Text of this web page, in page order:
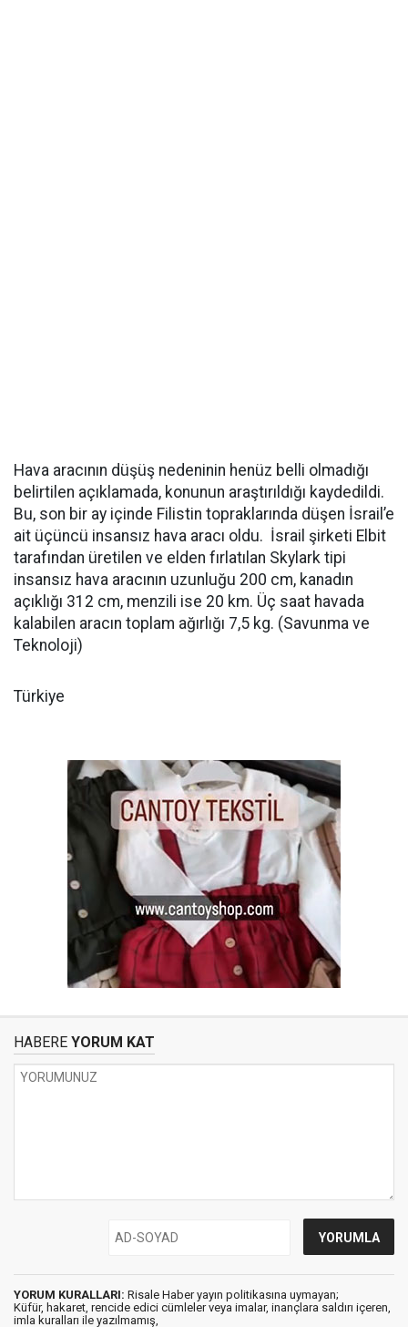
Hava aracının düşüş nedeninin henüz belli olmadığı
belirtilen açıklamada, konunun araştırıldığı kaydedildi.
Bu, son bir ay içinde Filistin topraklarında düşen İsrail’e
ait üçüncü insansız hava aracı oldu. İsrail şirketi Elbit
tarafından üretilen ve elden fırlatılan Skylark tipi
insansız hava aracının uzunluğu 200 cm, kanadın
açıklığı 312 cm, menzili ise 20 km. Üç saat havada
kalabilen aracın toplam ağırlığı 7,5 kg. (Savunma ve
Teknoloji)
Türkiye
HABERE YORUM KAT
YORUM KURALLARI: Risale Haber yayın politikasına uymayan;
Küfür, hakaret, rencide edici cümleler veya imalar, inançlara saldırı içeren,
imla kuralları ile yazılmamış,